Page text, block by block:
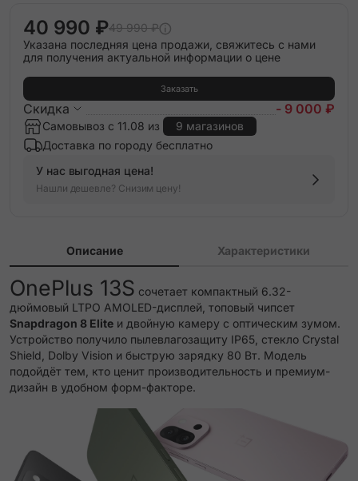
40 990 ₽49 990 ₽
Указана последняя цена продажи, свяжитесь с нами
для получения актуальной информации о цене
Заказать
Скидка - 9 000 ₽
Самовывоз с 11.08 из
9 магазинов
Доставка по городу бесплатно
У нас выгодная цена!
Нашли дешевле? Снизим цену!
Описание Характеристики
OnePlus 13S сочетает компактный 6.32-
дюймовый LTPO AMOLED-дисплей, топовый чипсет
Snapdragon 8 Elite и двойную камеру с оптическим зумом.
Устройство получило пылевлагозащиту IP65, стекло Crystal
Shield, Dolby Vision и быструю зарядку 80 Вт. Модель
подойдёт тем, кто ценит производительность и премиум-
дизайн в удобном форм-факторе.